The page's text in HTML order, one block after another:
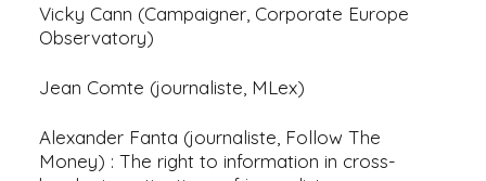
Vicky Cann (Campaigner, Corporate Europe
Observatory)
Jean Comte (journaliste, MLex)
Alexander Fanta (journaliste, Follow The
Money) : The right to information in cross-